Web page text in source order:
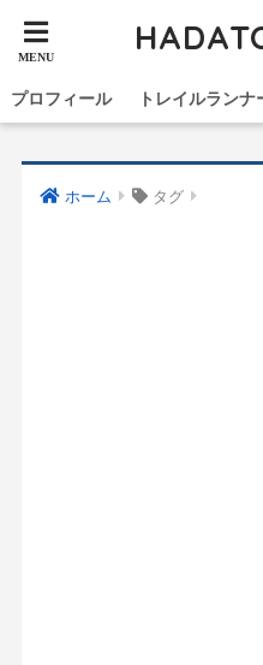
プロフィール トレイルランナ
ホーム タグ